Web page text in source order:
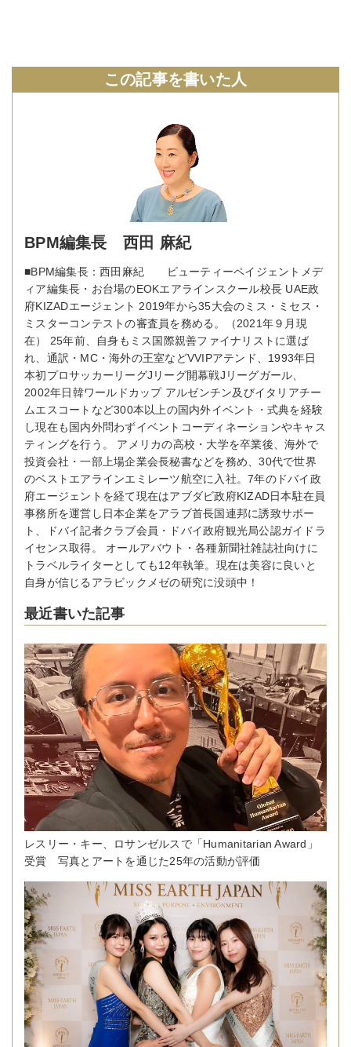
この記事を書いた人
BPM編集長 西田 麻紀
■BPM編集長：西田麻紀 ビューティーペイジェントメデ
ィア編集長・お台場のEOKエアラインスクール校長 UAE政
府KIZADエージェント 2019年から35大会のミス・ミセス・
ミスターコンテストの審査員を務める。（2021年９月現
在） 25年前、自身もミス国際親善ファイナリストに選ば
れ、通訳・MC・海外の王室などVVIPアテンド、1993年日
本初プロサッカーリーグJリーグ開幕戦Jリーグガール、
2002年日韓ワールドカップ アルゼンチン及びイタリアチー
ムエスコートなど300本以上の国内外イベント・式典を経験
し現在も国内外問わずイベントコーディネーションやキャス
ティングを行う。 アメリカの高校・大学を卒業後、海外で
投資会社・一部上場企業会長秘書などを務め、30代で世界
のベストエアラインエミレーツ航空に入社。7年のドバイ政
府エージェントを経て現在はアブダビ政府KIZAD日本駐在員
事務所を運営し日本企業をアラブ首長国連邦に誘致サポー
ト、ドバイ記者クラブ会員・ドバイ政府観光局公認ガイドラ
イセンス取得。 オールアバウト・各種新聞社雑誌社向けに
トラベルライターとしても12年執筆。現在は美容に良いと
自身が信じるアラビックメゼの研究に没頭中！
最近書いた記事
レスリー・キー、ロサンゼルスで「Humanitarian Award」
受賞 写真とアートを通じた25年の活動が評価